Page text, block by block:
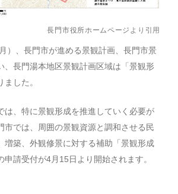
長門市役所ホームページ より引用
）、長門市が進める景観計画、長門市景
、長門湯本地区景観計画区域は「景観形
した。
は、特に景観形成を推進していく必要が
市では、周囲の景観資源と調和させる民
増築、外観修景に対する補助「景観形成
申請受付が4月15日より開始されます。